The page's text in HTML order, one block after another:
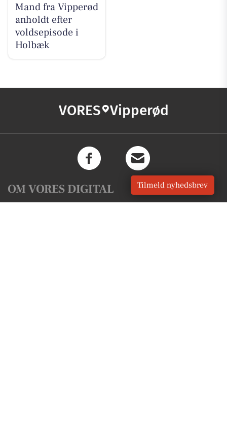
Mand fra Vipperød
anholdt efter
voldsepisode i
Holbæk
VORES Vipperød
OM VORES DIGITAL Tilmeld nyhedsbrev